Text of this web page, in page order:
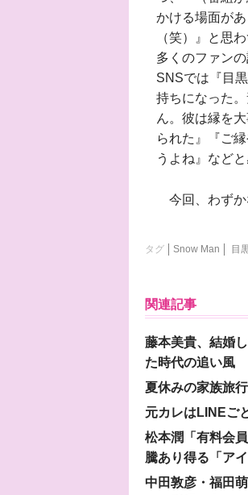
かける場面が
（笑）』と思
多くのファン
SNSでは『目
持ちになった
ん。彼は縁を
られた』『ご
うよね』など
今回、わずか
タグ Snow Man 目
関連記事
藤本美貴、結婚
た時代の追い風
夏休みの家族旅
元カレはLINEご
松本潤「有料会
騰あり得る「ア
中田敦彦・福田